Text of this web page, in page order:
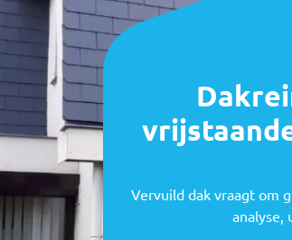
Vervuild dak vraagt om
analyse,